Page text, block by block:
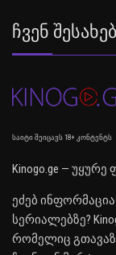
Ჩვენ Შესახებ
საიტი შეიცავს 18+ კონტენტს
Kinogo.ge —
ეძებ
სერიალებზე?
რომელიც